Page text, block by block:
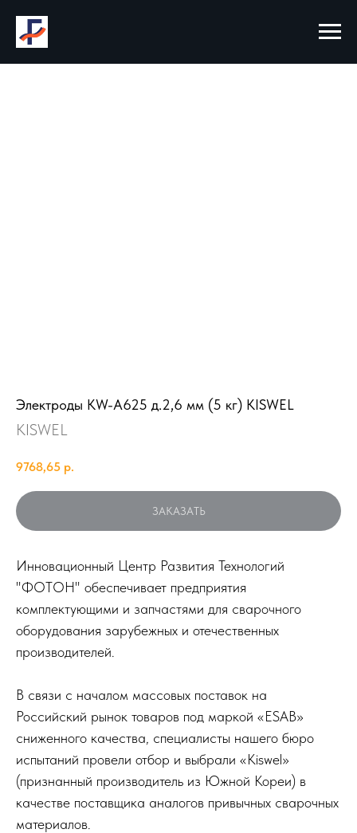
Электроды KW-A625 д.2,6 мм (5 кг) KISWEL
KISWEL
9768,65 р.
ЗАКАЗАТЬ
Инновационный Центр Развития Технологий
"ФОТОН" обеспечивает предприятия
комплектующими и запчастями для сварочного
оборудования зарубежных и отечественных
производителей.
В связи с началом массовых поставок на
Российский рынок товаров под маркой «ESAB»
сниженного качества, специалисты нашего бюро
испытаний провели отбор и выбрали «Kiswel»
(признанный производитель из Южной Кореи) в
качестве поставщика аналогов привычных сварочных
материалов.